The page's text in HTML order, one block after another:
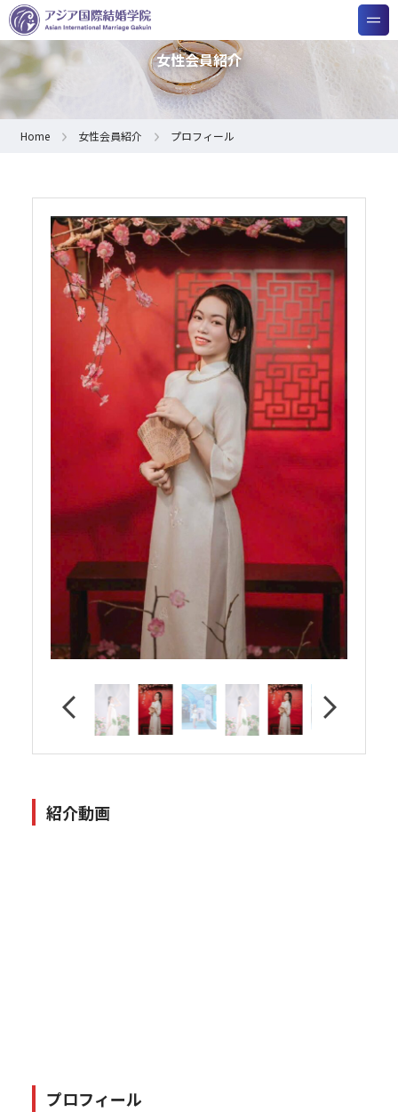
女性会員紹介
Home 女性会員紹介 プロフィール
紹介動画
プロフィール